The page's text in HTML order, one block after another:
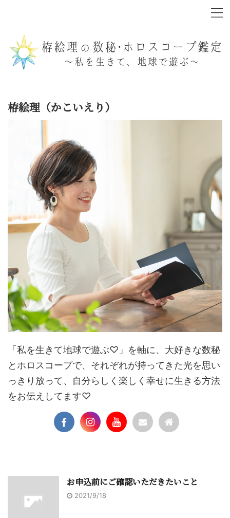
栫絵理（かこいえり）
「私を生きて地球で遊ぶ♡」を軸に、大好きな数秘
とホロスコープで、それぞれが持ってきた光を思い
っきり放って、自分らしく楽しく幸せに生きる方法
をお伝えしてます♡
お申込前にご確認いただきたいこと
2021/9/18